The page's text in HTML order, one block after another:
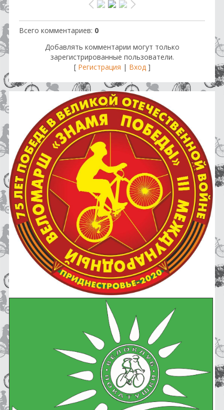
Всего комментариев: 0
Добавлять комментарии могут только
зарегистрированные пользователи.
[ Регистрация | Вход]